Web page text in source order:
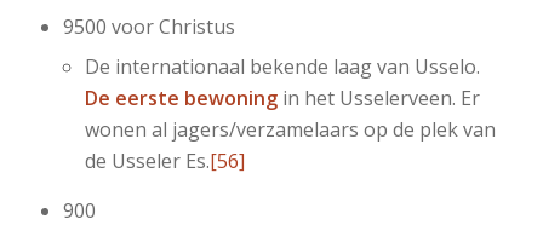
9500 voor Christus
De internationaal bekende laag van Usselo.
De eerste bewoningin het Usselerveen. Er
wonen al jagers/verzamelaars op de plek van
de Usseler Es.[56]
900